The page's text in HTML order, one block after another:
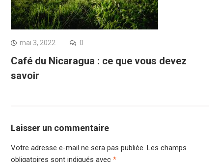
mai 3, 2022 0
Café du Nicaragua : ce que vous devez
savoir
Laisser un commentaire
Votre adresse e-mail ne sera pas publiée. Les champs
obligatoires sont indiqués avec *